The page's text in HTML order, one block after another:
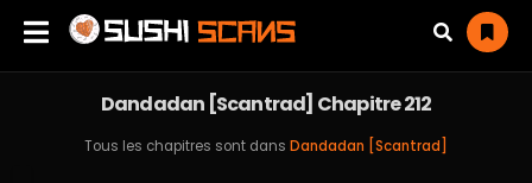
Dandadan [Scantrad] Chapitre 212
Tous les chapitres sont dans Dandadan [Scantrad]